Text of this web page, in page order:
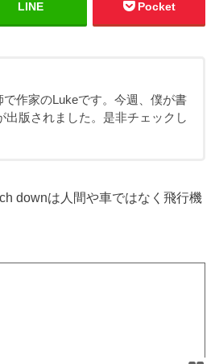
LINE Pocket
作家のLukeです。今週、僕が書
出版されました。是非チェックし
downは人間や車ではなく飛行機